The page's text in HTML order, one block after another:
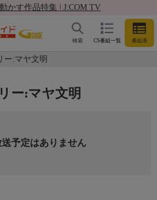
かす作品特集 | J:COM TV
CS番組一覧 番組表
検索
ー:マヤ文明
ー:マヤ文明
予定はありません